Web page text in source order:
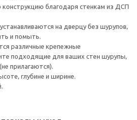
конструкцию благодаря стенкам из ДСП
на дверцу без шурупов,
и помыть.
различные крепежные
подходящие для ваших стен шурупы,
прилагаются).
глубине и ширине.